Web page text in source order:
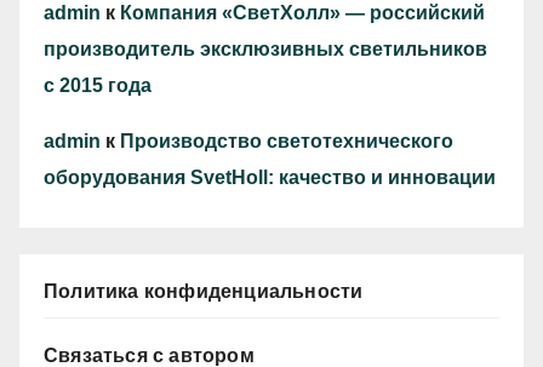
admin к Компания «СветХолл» — российский
производитель эксклюзивных светильников
с 2015 года
admin к Производство светотехнического
оборудования SvetHoll: качество и инновации
Политика конфиденциальности
Связаться с автором